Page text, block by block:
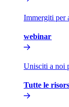
Immergiti per
webinar​​
Unisciti a noi
Tutte le